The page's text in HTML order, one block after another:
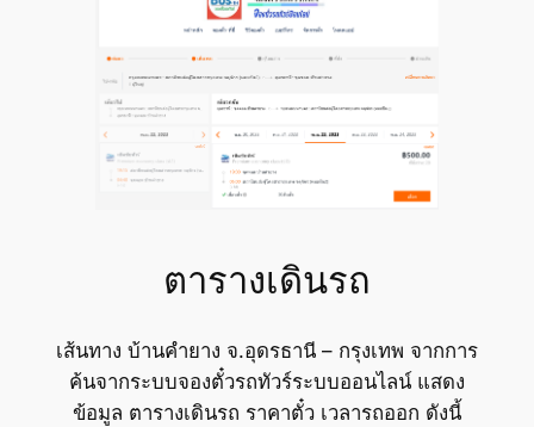
ตารางเดินรถ
เส้นทาง บ้านคำยาง จ.อุดรธานี – กรุงเทพ จากการ
ค้นจากระบบจองตั๋วรถทัวร์ระบบออนไลน์ แสดง
ข้อมูล ตารางเดินรถ ราคาตั๋ว เวลารถออก ดังนี้